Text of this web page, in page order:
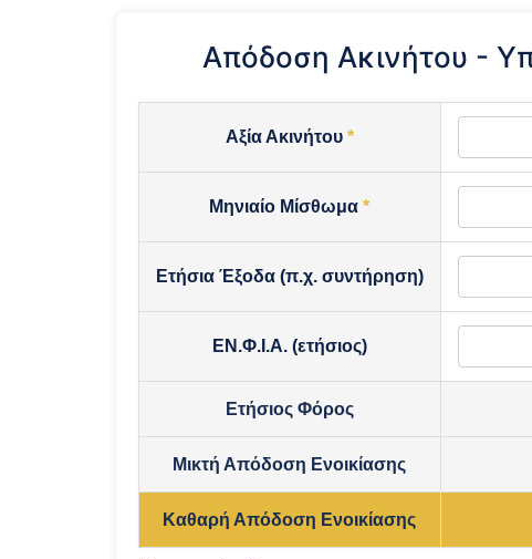
Απόδοση Ακινήτου -
Αξία Ακινήτου
Μηνιαίο Μίσθωμα
Ετήσια Έξοδα (π.χ. συντήρηση)
ΕΝ.Φ.Ι.Α. (ετήσιος)
Ετήσιος Φόρος
Μικτή Απόδοση Ενοικίασης
Καθαρή Απόδοση Ενοικίασης